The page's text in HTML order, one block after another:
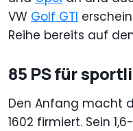
VW Golf GTI
Reihe bereits auf
85 PS für
Den Anfang macht
1602 firmiert. Sein